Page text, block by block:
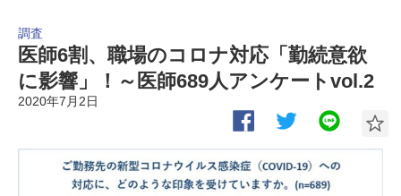
調査
医師6割、職場のコロナ対応「勤続意欲
に影響」！～医師689人アンケートvol.2
2020年7月2日